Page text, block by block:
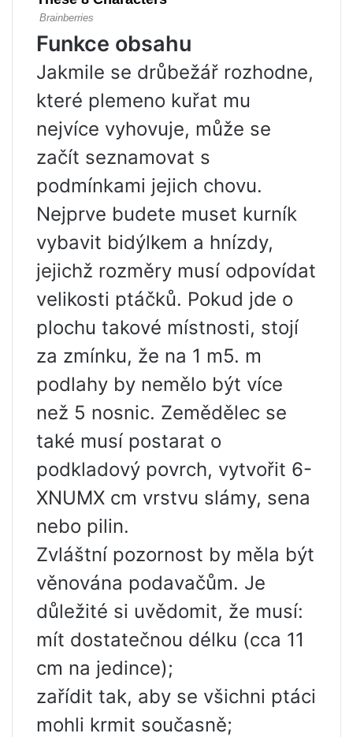
Funkce obsahu
Jakmile se drůbežář rozhodne,
které plemeno kuřat mu
nejvíce vyhovuje, může se
začít seznamovat s
podmínkami jejich chovu.
Nejprve budete muset kurník
vybavit bidýlkem a hnízdy,
jejichž rozměry musí odpovídat
velikosti ptáčků. Pokud jde o
plochu takové místnosti, stojí
za zmínku, že na 1 m5. m
podlahy by nemělo být více
než 5 nosnic. Zemědělec se
také musí postarat o
podkladový povrch, vytvořit 6-
XNUMX cm vrstvu slámy, sena
nebo pilin.
Zvláštní pozornost by měla být
věnována podavačům. Je
důležité si uvědomit, že musí:
mít dostatečnou délku (cca 11
cm na jedince);
zařídit tak, aby se všichni ptáci
mohli krmit současně;